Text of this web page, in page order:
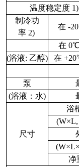
温度稳定度 1)
制冷功
率 2)
在 -
在
(浴液: 乙醇)
在
泵
(浴液：水)
尺寸
浴
(W×L,
净